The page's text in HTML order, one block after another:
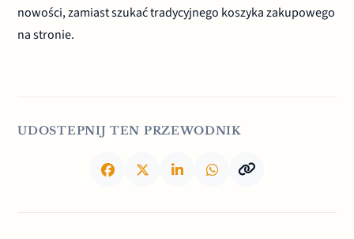
nowości, zamiast szukać tradycyjnego koszyka zakupowego
na stronie.
UDOSTEPNIJ TEN PRZEWODNIK